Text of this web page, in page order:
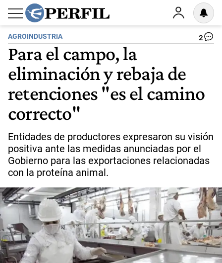
AGROINDUSTRIA 2
Para el campo, la
eliminación y rebaja de
retenciones "es el camino
correcto"
Entidades de productores expresaron su visión
positiva ante las medidas anunciadas por el
Gobierno para las exportaciones relacionadas
con la proteína animal.